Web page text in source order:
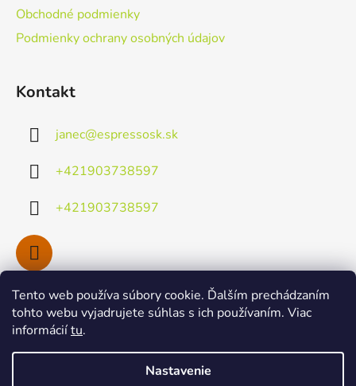
Tento web používa súbory cookie. Ďalším prechádzaním
tohto webu vyjadrujete súhlas s ich používaním. Viac
informáciítu.
Nastavenie
Obchodné podmienky
Podmienky ochrany osobných údajov
Kontakt
janec@espressosk.sk
+421903738597
+421903738597
Facebook